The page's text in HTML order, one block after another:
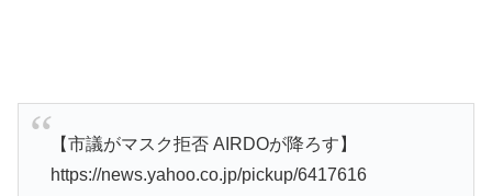
【市議がマスク拒否 AIRDOが降ろす】
https://news.yahoo.co.jp/pickup/6417616